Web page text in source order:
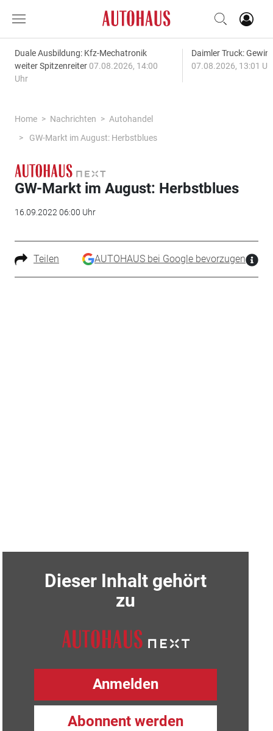
Duale Ausbildung: Kfz-Mechatronik
weiter Spitzenreiter 07.08.2026, 14:00
Uhr
Daimler Truck:
07.08.2026, 13:01
Home Nachrichten
Autohandel
GW-Markt im August: Herbstblues
GW-Markt im August: Herbstblues
16.09.2022 06:00 Uhr
Teilen AUTOHAUS bei Google bevorzugen
Dieser Inhalt gehört
zu
Anmelden
Abonnent werden